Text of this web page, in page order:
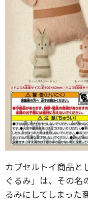
カプセルトイ商品と
ぐるみ」は、その名
るみにしてしまった